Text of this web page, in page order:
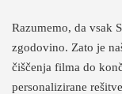
Razumemo, da vsak
zgodovino. Zato je
čiščenja filma do
personalizirane